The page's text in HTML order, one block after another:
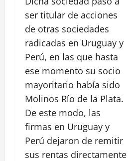
ser titular de acciones
de otras sociedades
radicadas en Uruguay y
Perú, en las que hasta
ese momento su socio
mayoritario había sido
Molinos Río de la Plata.
De este modo, las
firmas en Uruguay y
Perú dejaron de remitir
sus rentas directamente